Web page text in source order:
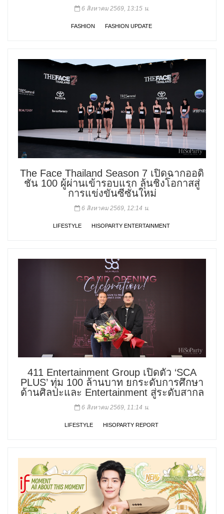
6 สิงหาคม 2569, 13:15 น.
FASHION FASHION UPDATE
The Face Thailand Season 7 เปิดฉากออดิ
ชัน 100 ผู้ผ่านเข้ารอบแรก ลุ้นชิงโอกาสสู่
การแข่งขันซีซั่นใหม่
6 สิงหาคม 2569, 12:14 น.
LIFESTYLE HISOPARTY ENTERTAINMENT
411 Entertainment Group เปิดตัว ‘SCA
PLUS’ ทุ่ม 100 ล้านบาท ยกระดับการศึกษา
ด้านศิลปะและ Entertainment สู่ระดับสากล
6 สิงหาคม 2569, 11:14 น.
LIFESTYLE HISOPARTY REPORT